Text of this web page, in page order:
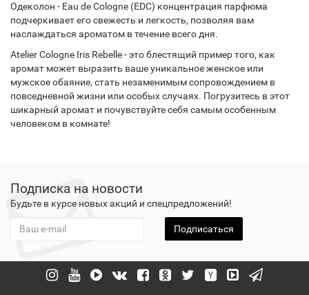
Одеколон - Eau de Cologne (EDC) концентрация парфюма
подчеркивает его свежесть и легкость, позволяя вам
наслаждаться ароматом в течение всего дня.
Atelier Cologne Iris Rebelle - это блестящий пример того, как
аромат может выразить ваше уникальное женское или
мужское обаяние, стать незаменимым сопровождением в
повседневной жизни или особых случаях. Погрузитесь в этот
шикарный аромат и почувствуйте себя самым особенным
человеком в комнате!
Подписка на новости
Будьте в курсе новых акций и спецпредложений!
Подписаться